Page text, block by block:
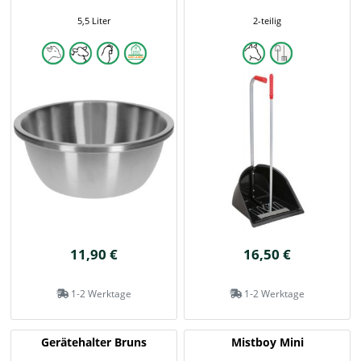
5,5 Liter
11,90 €
1-2 Werktage
2-teilig
16,50 €
1-2 Werktage
Gerätehalter Bruns Mistboy Mini